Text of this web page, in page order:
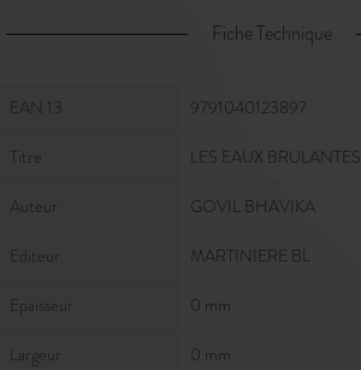
Fiche Technique
Fiche Technique
EAN 13 9791040123897
Titre LES EAUX BRULANTES
Auteur GOVIL BHAVIKA
Editeur MARTINIERE BL
Epaisseur 0 mm
Largeur 0 mm